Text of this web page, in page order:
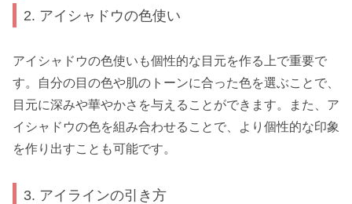
2. アイシャドウの色使い
アイシャドウの色使いも個性的な目元を作る上で重要で
す。自分の目の色や肌のトーンに合った色を選ぶことで、
目元に深みや華やかさを与えることができます。また、ア
イシャドウの色を組み合わせることで、より個性的な印象
を作り出すことも可能です。
3. アイラインの引き方